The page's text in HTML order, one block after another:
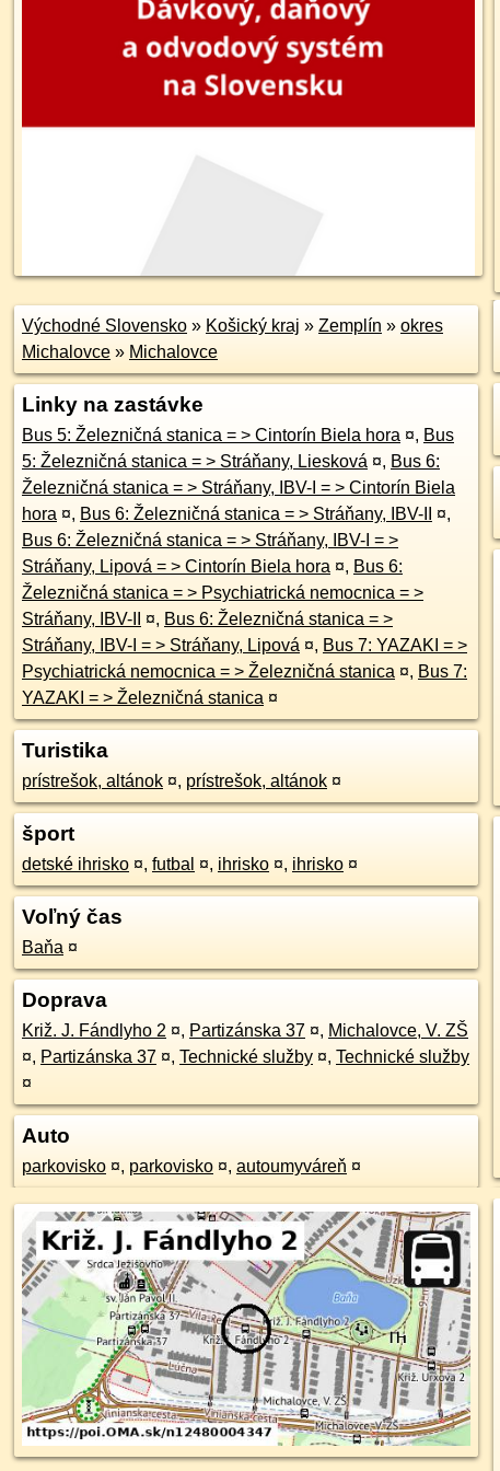
Východné Slovensko » Košický kraj » Zemplín » okres
Michalovce » Michalovce
Linky na zastávke
Bus 5: Železničná stanica = > Cintorín Biela hora ¤, Bus
5: Železničná stanica = > Stráňany, Liesková ¤, Bus 6:
Železničná stanica = > Stráňany, IBV-I = > Cintorín Biela
hora ¤, Bus 6: Železničná stanica = > Stráňany, IBV-II ¤,
Bus 6: Železničná stanica = > Stráňany, IBV-I = >
Stráňany, Lipová = > Cintorín Biela hora ¤, Bus 6:
Železničná stanica = > Psychiatrická nemocnica = >
Stráňany, IBV-II
¤, Bus 6: Železničná stanica = >
Stráňany, IBV-I = > Stráňany, Lipová ¤, Bus 7: YAZAKI = >
Psychiatrická nemocnica = > Železničná stanica ¤, Bus 7:
YAZAKI = > Železničná stanica ¤
Turistika
prístrešok, altánok ¤, prístrešok, altánok ¤
šport
detské ihrisko ¤, futbal ¤, ihrisko ¤, ihrisko ¤
Voľný čas
Baňa ¤
Doprava
Križ. J. Fándlyho 2 ¤, Partizánska 37 ¤, Michalovce, V. ZŠ
¤, Partizánska 37 ¤, Technické služby ¤, Technické služby
¤
Auto
parkovisko ¤, parkovisko ¤, autoumyváreň ¤